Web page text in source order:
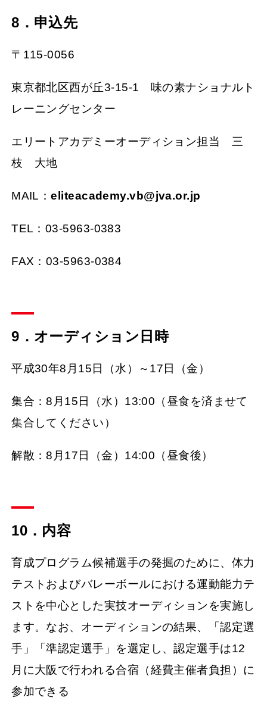
8．申込先
〒115-0056
東京都北区西が丘3-15-1 味の素ナショナルト
レーニングセンター
エリートアカデミーオーディション担当 三
枝 大地
MAIL：eliteacademy.vb@jva.or.jp
TEL：03-5963-0383
FAX：03-5963-0384
9．オーディション日時
平成30年8月15日（水）～17日（金）
集合：8月15日（水）13:00（昼食を済ませて
集合してください）
解散：8月17日（金）14:00（昼食後）
10．内容
育成プログラム候補選手の発掘のために、体力
テストおよびバレーボールにおける運動能力テ
ストを中心とした実技オーディションを実施し
ます。なお、オーディションの結果、「認定選
手」「準認定選手」を選定し、認定選手は12
月に大阪で行われる合宿（経費主催者負担）に
参加できる